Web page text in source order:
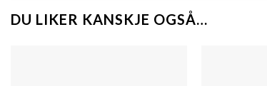
DU LIKER KANSKJE OGSÅ…